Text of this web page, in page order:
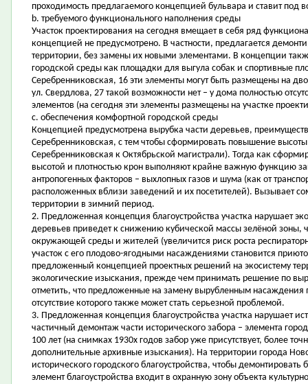
проходимость предлагаемого концепцией бульвара и ставит под
b. требуемого функционального наполнения среды
Участок проектирования на сегодня вмещает в себя ряд
концепцией не предусмотрено. В частности, предлагается
территории, без замены их новыми элементами. В концепции
городской среды как площадки для выгула собак и спортивные
Серебренниковская, 16 эти элементы могут быть размещены на
ул. Свердлова, 27 такой возможности нет – у дома полностью
элементов (на сегодня эти элементы размещены на участке
c. обеспечения комфортной городской среды
Концепцией предусмотрена вырубка части деревьев,
Серебренниковская, с тем чтобы сформировать повышение
Серебренниковская к Октябрьской магистрали). Тогда как
высотой и плотностью крон выполняют крайне важную функцию
антропогенных факторов – выхлопных газов и шума (как от
расположенных вблизи заведений и их посетителей). Вызывает
территории в зимний период.
2. Предложенная концепция благоустройства участка нарушает
деревьев приведет к снижению кубической массы зелёной зоны,
окружающей среды и жителей (увеличится риск роста
участок с его плодово-ягодными насаждениями становится
предложенный концепцией проектных решений на экосистему
экологические изыскания, прежде чем принимать решение по
отметить, что предложенные на замену вырубленным
отсутствие которого также может стать серьезной проблемой.
3. Предложенная концепция благоустройства участка нарушает
частичный демонтаж части исторического забора – элемента
100 лет (на снимках 1930х годов забор уже присутствует, более
дополнительные архивные изыскания). На территории города
исторического городского благоустройства, чтобы
элемент благоустройства входит в охранную зону объекта